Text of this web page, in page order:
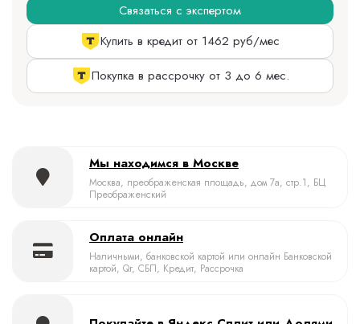
Связаться с экспертом
Купить в кредит от 1462 руб/мес
Покупка в рассрочку от 3 до 6 мес.
Мы находимся в Москве
Москва, преображенская площадь, дом 7а, стр.1, БЦ
Преображенский
Оплата онлайн
Наличными, банковской картой или онлайн Банковской
картой, Qr, СБП, Кредит, Рассрочка